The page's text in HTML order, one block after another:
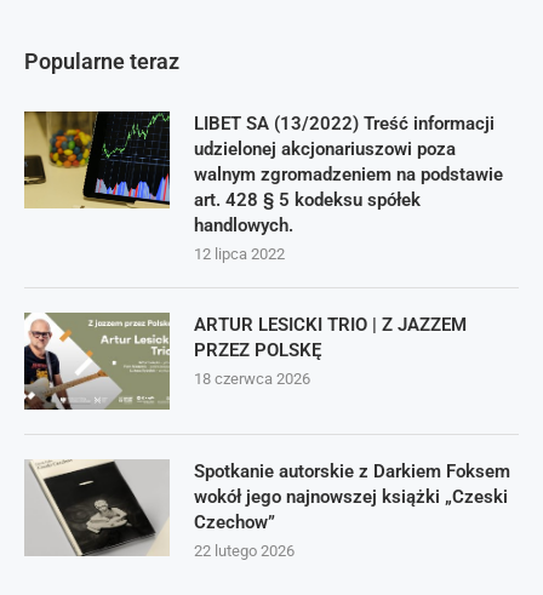
Popularne teraz
LIBET SA (13/2022) Treść informacji
udzielonej akcjonariuszowi poza
walnym zgromadzeniem na podstawie
art. 428 § 5 kodeksu spółek
handlowych.
12 lipca 2022
ARTUR LESICKI TRIO | Z JAZZEM
PRZEZ POLSKĘ
18 czerwca 2026
Spotkanie autorskie z Darkiem Foksem
wokół jego najnowszej książki „Czeski
Czechow”
22 lutego 2026